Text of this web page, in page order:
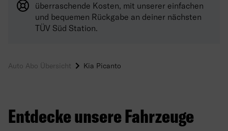
überraschende Kosten, mit unserer einfachen
und bequemen Rückgabe an deiner nächsten
TÜV Süd Station.
Auto Abo Übersicht Kia Picanto
Entdecke unsere Fahrzeuge